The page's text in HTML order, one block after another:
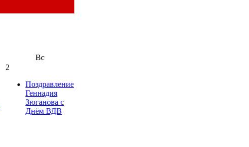
Вс
2
Поздравление
Геннадия
Зюганова с
Днём ВДВ